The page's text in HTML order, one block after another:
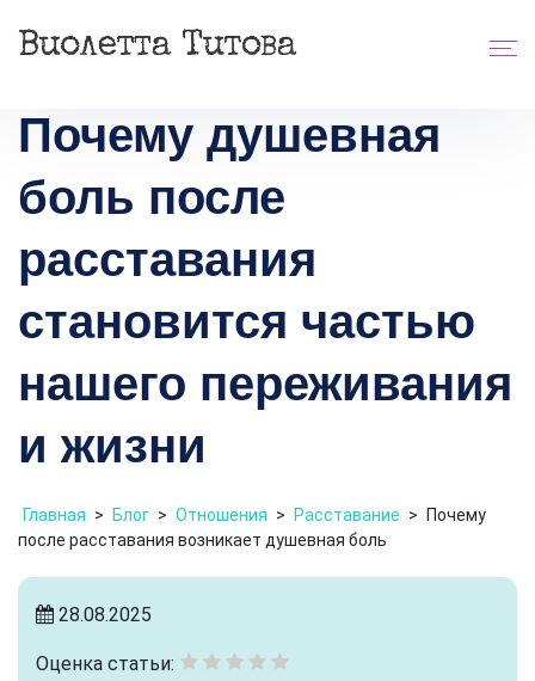
Почему душевная
боль после
расставания
становится частью
нашего переживания
и жизни
Главная > Блог > Отношения > Расставание >
Почему
после расставания возникает душевная боль
28.08.2025
Оценка статьи: